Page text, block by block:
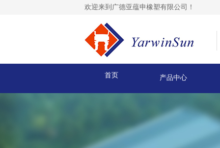
欢迎来到广德亚蕴申橡塑有限公司！
首页 产品中心